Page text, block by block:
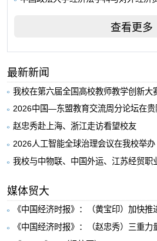
查看更多
最新新闻
我校在第六届全国高校教师教学创新大
2026中国—东盟教育交流周分论坛在贵
赵忠秀赴上海、浙江走访看望校友
2026人工智能全球治理会议在我校举办
我校与中物联、中国外运、江苏经贸职
媒体贸大
《中国经济时报》：（黄宝印）加快推
《中国经济时报》：（赵忠秀）三重力